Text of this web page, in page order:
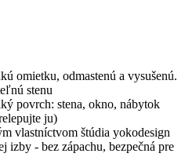
omietku, odmastenú a vysušenú.
stenu
povrch: stena, okno, nábytok
ju)
vlastníctvom štúdia yokodesign
izby - bez zápachu, bezpečná pre